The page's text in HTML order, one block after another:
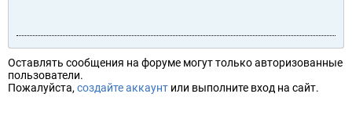
Оставлять сообщения на форуме могут только авторизованные
пользователи.
Пожалуйста, создайте аккаунт или выполните вход на сайт.